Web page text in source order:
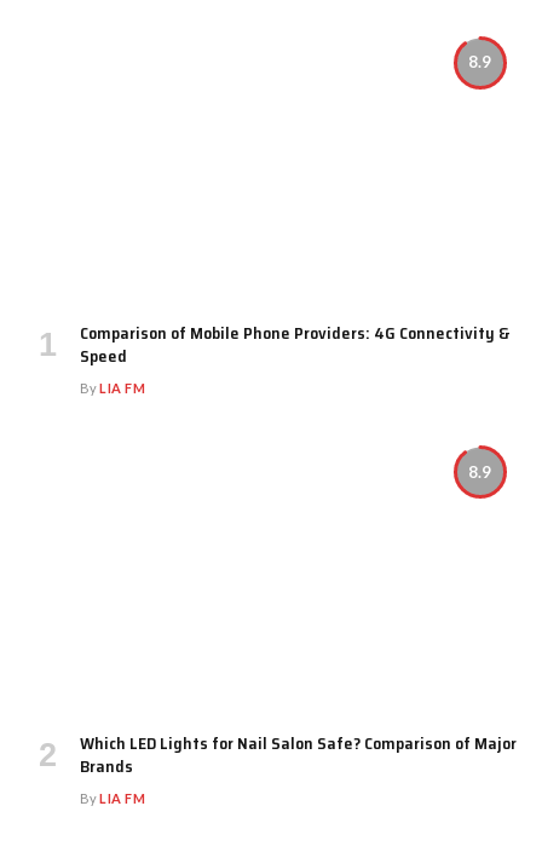
8.9
Comparison of Mobile Phone Providers: 4G Connectivity &
Speed
ByLIA FM
8.9
Which LED Lights for Nail Salon Safe? Comparison of Major
Brands
ByLIA FM